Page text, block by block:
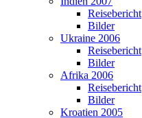
Reisebericht
Bilder
Ukraine 2006
Reisebericht
Bilder
Afrika 2006
Reisebericht
Bilder
Kroatien 2005